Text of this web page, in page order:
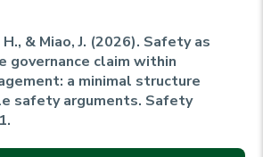
H., & Miao, J. (2026). Safety as
governance claim within
a minimal structure
safety arguments. Safety
.